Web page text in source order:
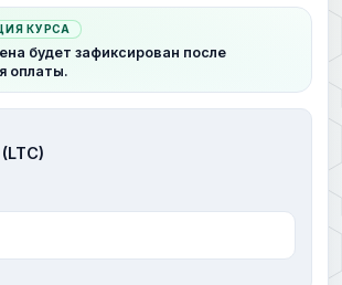
КУРСА
будет зафиксирован после
оплаты.